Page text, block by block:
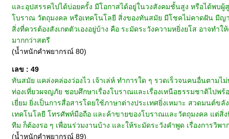
และอุปสรรคไปได้บ่อยครั้ง มีโอกาสได้อยู่ในวงสังคมชั้นสูง หรือได้พบ
โบราณ วัตถุมงคล หรือเทคโนโลยี สิ่งของทันสมัย มีโชคไม่คาดฝัน มีญ
สิ่งที่ควรต้องสังเกตตัวเองอยู่บ้าง คือ ระมัดระวังความหยิ่งยโส อาจท
มากกว่าสตรี
(น้ำหนักคำพยากรณ์ 80)
เลข : 49
ทันสมัย แคล่งคล่องว่องไว เจ้าเล่ห์ ทำการใด ๆ รวดเร็วจนคนอื่นตา
ท่องเที่ยวผจญภัย ชอบศึกษาเรื่องโบราณและเรื่องเหนือธรรมชาติไป
เยี่ยม ยิ่งเป็นการสื่อสารโดยใช้ภาษาต่างประเทศยิ่งเหมาะ สวดมนต์
เทคโนโลยี โทรศัพท์มือถือ และค้าขายของโบราณและวัตถุมงคล แต่สิ่ง
ทีม ก็ต้องรอ ๆ เพื่อนร่วมงานบ้าง และให้ระมัดระวังคำพูด เรื่องการวิพ
(น้ำหนักคำพยากรณ์ 89)